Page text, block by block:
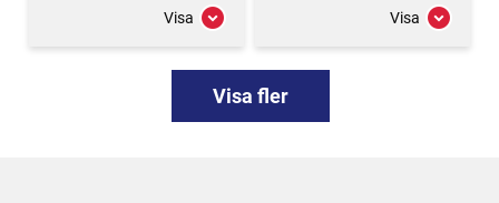
Visa Visa
Visa fler